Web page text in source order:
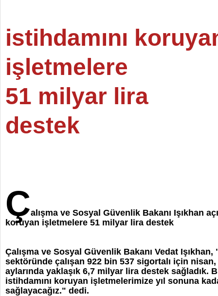
istihdamını
işletmelere
51 milyar lira
destek
Çalışma ve Sosyal Güvenlik Bakanı Işıkhan
koruyan işletmelere 51 milyar lira destek
Çalışma ve Sosyal Güvenlik Bakanı Vedat
sektöründe çalışan 922 bin 537 sigortalı için nisan,
aylarında yaklaşık 6,7 milyar lira destek sağladık.
istihdamını koruyan işletmelerimize yıl sonuna
sağlayacağız." dedi.